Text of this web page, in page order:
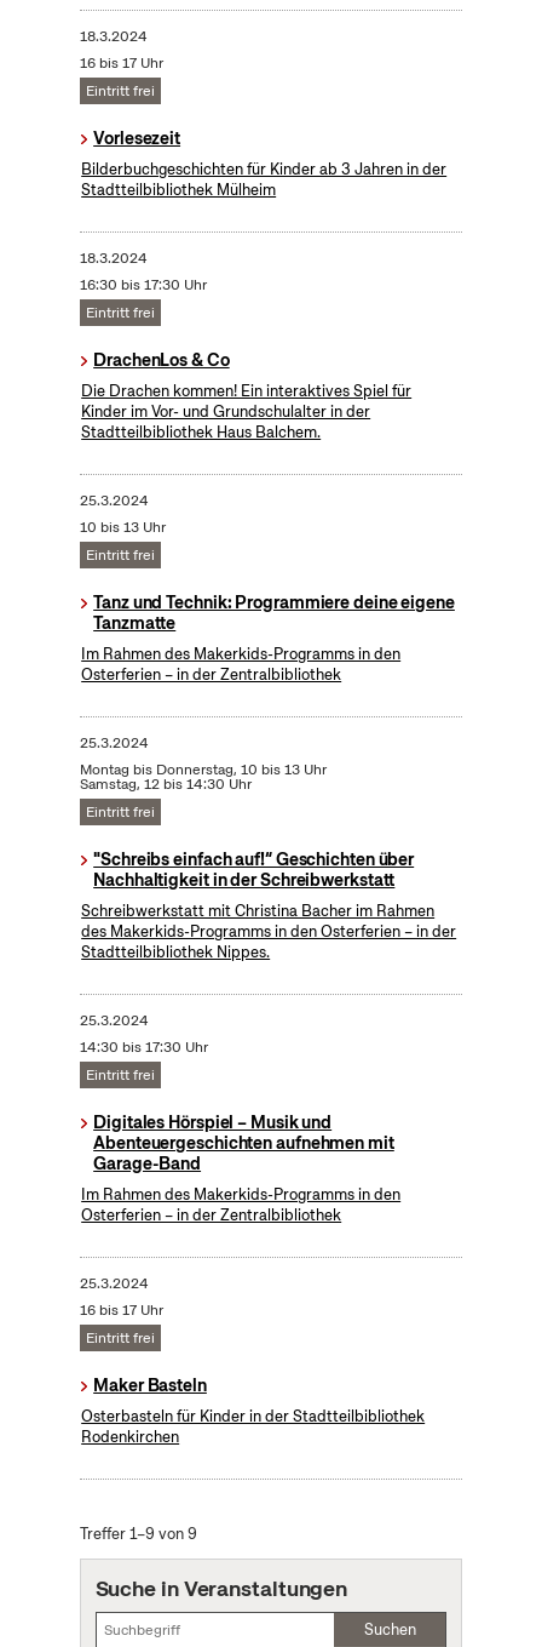
18.3.2024
16 bis 17 Uhr
Eintritt frei
Vorlesezeit
Bilderbuchgeschichten für Kinder ab 3 Jahren in der
Stadtteilbibliothek Mülheim
18.3.2024
16:30 bis 17:30 Uhr
Eintritt frei
DrachenLos & Co
Die Drachen kommen! Ein interaktives Spiel für
Kinder im Vor- und Grundschulalter in der
Stadtteilbibliothek Haus Balchem.
25.3.2024
10 bis 13 Uhr
Eintritt frei
Tanz und Technik: Programmiere deine eigene
Tanzmatte
Im Rahmen des Makerkids-Programms in den
Osterferien – in der Zentralbibliothek
25.3.2024
Montag bis Donnerstag, 10 bis 13 Uhr
Samstag, 12 bis 14:30 Uhr
Eintritt frei
"Schreibs einfach auf!“ Geschichten über
Nachhaltigkeit in der Schreibwerkstatt
Schreibwerkstatt mit Christina Bacher im Rahmen
des Makerkids-Programms in den Osterferien – in der
Stadtteilbibliothek Nippes.
25.3.2024
14:30 bis 17:30 Uhr
Eintritt frei
Digitales Hörspiel – Musik und
Abenteuergeschichten aufnehmen mit
Garage-Band
Im Rahmen des Makerkids-Programms in den
Osterferien – in der Zentralbibliothek
25.3.2024
16 bis 17 Uhr
Eintritt frei
Maker Basteln
Osterbasteln für Kinder in der Stadtteilbibliothek
Rodenkirchen
Treffer 1–9 von 9
Suche in Veranstaltungen
Suchen